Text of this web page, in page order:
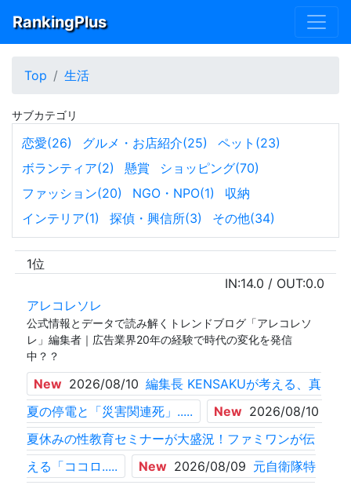
RankingPlus
Top 生活
サブカテゴリ
恋愛(26) グルメ・お店紹介(25)
ペット(23)
ボランティア(2)
懸賞
ショッピング(70)
ファッション(20)
NGO・NPO(1)
収納
インテリア(1)
探偵・興信所(3) その他(34)
1位
IN:14.0 / OUT:0.0
アレコレソレ
公式情報とデータで読み解くトレンドブログ「アレコレソ
レ」編集者｜広告業界20年の経験で時代の変化を発信
中？？
New 2026/08/10 編集長 KENSAKUが考える、真
夏の停電と「災害関連死」.....
New 2026/08/10
夏休みの性教育セミナーが大盛況！ファミワンが伝
える「ココロ.....
New 2026/08/09 元自衛隊特